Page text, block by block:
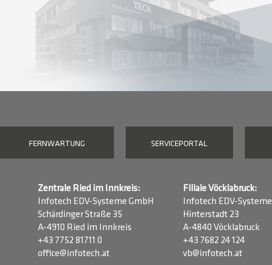
FERNWARTUNG SERVICEPORTAL
Zentrale Ried im Innkreis:
Infotech EDV-Systeme GmbH
Schärdinger Straße 35
A-4910 Ried im Innkreis
+43 7752 81711 0
office@infotech.at
Filiale Vöcklabruck:
Infotech EDV-
Hinterstadt 23
A-4840 Vöcklabruck
+43 7682 24 124
vb@infotech.at